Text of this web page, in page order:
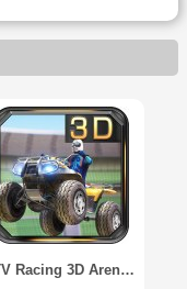
ATV Racing 3D Arena Stunts